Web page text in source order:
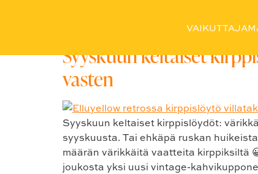
Syyskuun keltaiset
vasten
Syyskuun keltaiset kirppislöydöt:
syyskuusta. Tai ehkäpä ruskan
määrän värikkäitä vaatteita kirppiksiltä
joukosta yksi uusi vintage-